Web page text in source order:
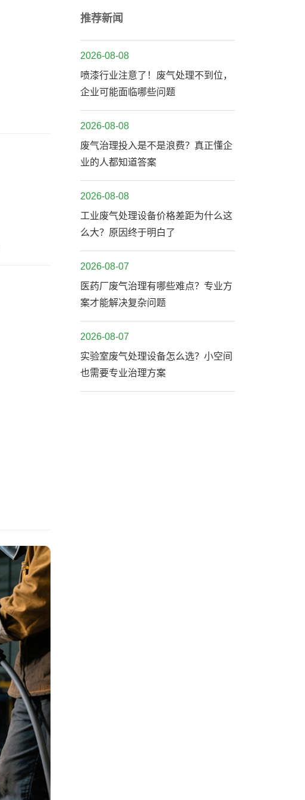
推荐新闻
2026-08-08
喷漆行业注意了！废气处理不到位，
企业可能面临哪些问题
2026-08-08
废气治理投入是不是浪费？真正懂企
业的人都知道答案
2026-08-08
工业废气处理设备价格差距为什么这
么大？原因终于明白了
2026-08-07
医药厂废气治理有哪些难点？专业方
案才能解决复杂问题
2026-08-07
实验室废气处理设备怎么选？小空间
也需要专业治理方案